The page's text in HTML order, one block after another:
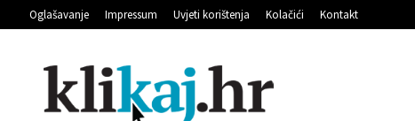
Oglašavanje Impressum Uvjeti korištenja Kolačići Kontakt